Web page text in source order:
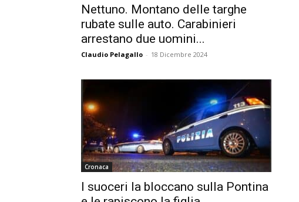
Nettuno. Montano delle targhe
rubate sulle auto. Carabinieri
arrestano due uomini...
Claudio Pelagallo - 18 Dicembre 2024
Cronaca
I suoceri la bloccano sulla Pontina